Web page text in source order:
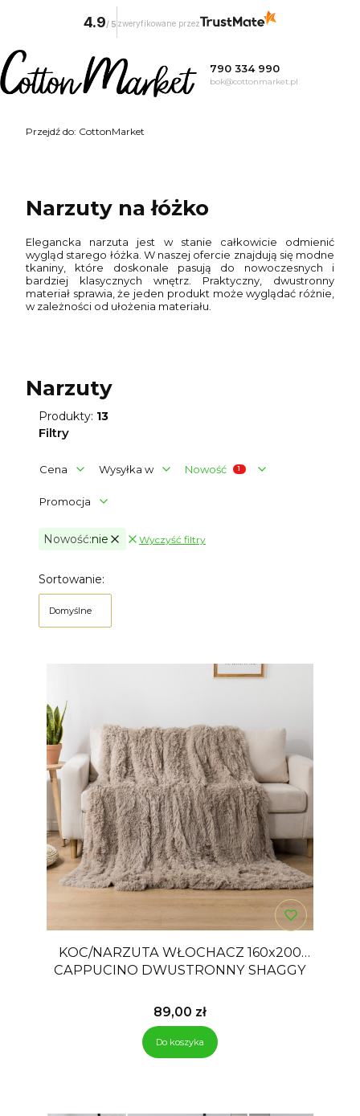
790 334 990
bok@cottonmarket.pl
Przejdź do: CottonMarket
Narzuty na łóżko
Elegancka narzuta jest w stanie całkowicie odmienić
wygląd starego łóżka. W naszej ofercie znajdują się modne
tkaniny, które doskonale pasują do nowoczesnych i
bardziej klasycznych wnętrz. Praktyczny, dwustronny
materiał sprawia, że jeden produkt może wyglądać różnie,
w zależności od ułożenia materiału.
Narzuty
Produkty: 13
Filtry
Cena Wysyłka w Nowość
Promocja
Aktywne filtry
Nowość:nie Wyczyść filtry
Lista produktów
Sortowanie:
Domyślne
KOC/NARZUTA WŁOCHACZ 160x200
CAPPUCINO DWUSTRONNY SHAGGY
Cena
89,00 zł
Do koszyka
4.9/ 5 zweryfikowane przez